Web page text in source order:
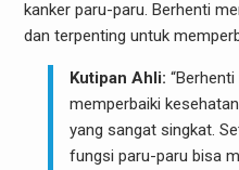
kanker paru-paru. Berhenti
dan terpenting untuk
Kutipan Ahli:
memperbaiki
yang sangat singkat.
fungsi paru-paru bisa